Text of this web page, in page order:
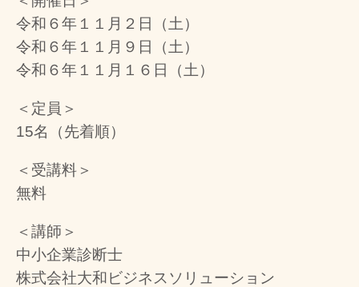
令和６年１１月２日（土）
令和６年１１月９日（土）
令和６年１１月１６日（土）
＜定員＞
15名（先着順）
＜受講料＞
無料
＜講師＞
中小企業診断士
株式会社大和ビジネスソリューション